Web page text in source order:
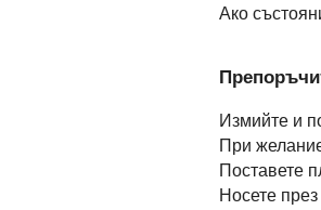
Ако
Измийте и
При
Поставете
Носете